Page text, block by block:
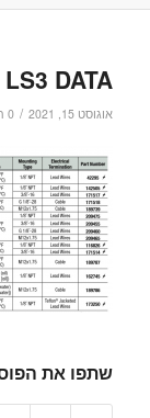
DATA
אוגוסט 15, 2021 / 0 תגובות
שתפו את